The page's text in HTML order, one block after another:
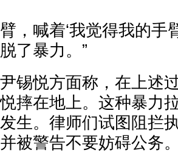
臂，喊着‘我觉得我的手
脱了暴力。”
尹锡悦方面称，在上述
悦摔在地上。这种暴力
发生。律师们试图阻拦
并被警告不要妨碍公务